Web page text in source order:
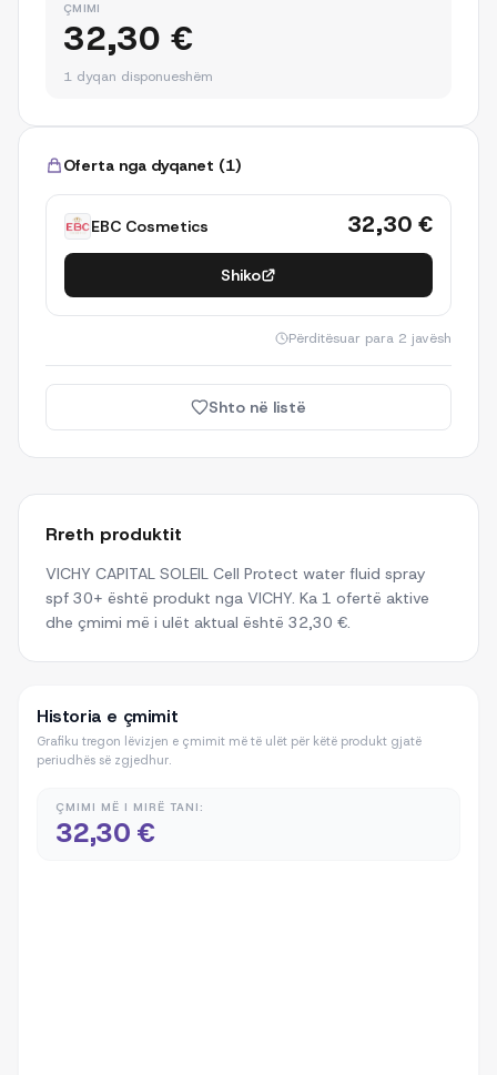
ÇMIMI
32,30 €
1 dyqan disponueshëm
Oferta nga dyqanet (1)
EBC Cosmetics 32,30 €
Shiko
Përditësuar para 2 javësh
Shto në listë
Rreth produktit
VICHY CAPITAL SOLEIL Cell Protect water fluid spray
spf 30+ është produkt nga VICHY. Ka 1 ofertë aktive
dhe çmimi më i ulët aktual është 32,30 €.
Historia e çmimit
Grafiku tregon lëvizjen e çmimit më të ulët për këtë produkt gjatë
periudhës së zgjedhur.
ÇMIMI MË I MIRË TANI:
32,30 €